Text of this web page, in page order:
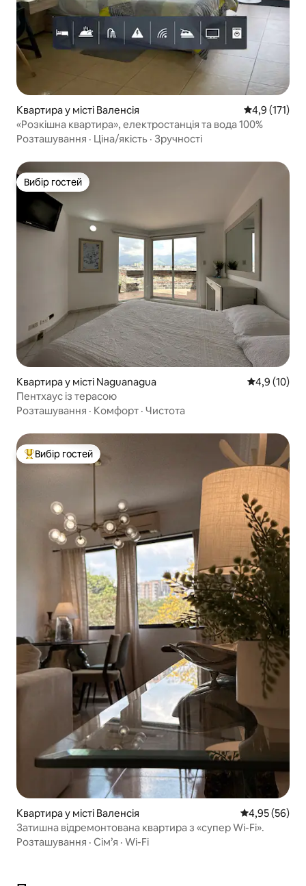
Квартира у місті Валенсія Середня
4,9 (171)
«Розкішна квартира», електростанція та вода 100%
Розташування · Ціна/якість · Зручності
Вибір гостей
Вибір гостей
Квартира у місті Naguanagua Середня
4,9 (10)
Пентхаус із терасою
Розташування · Комфорт · Чистота
Топ вибір гостей
Вибір гостей
Квартира у місті Валенсія Середня
4,95 (56)
Затишна відремонтована квартира з «супер Wi-Fi».
Розташування · Сім’я · Wi-Fi